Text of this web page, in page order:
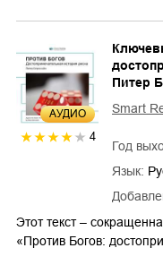
AУДИО
4
Питер
Smart
Год
Язык:
Этот текст –
«Против Богов: